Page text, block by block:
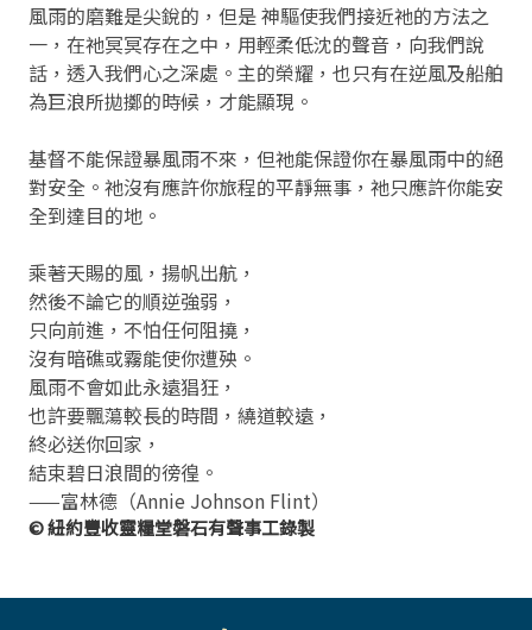
風雨的磨難是尖銳的，但是 神驅使我們接近祂的方法之
一，在祂冥冥存在之中，用輕柔低沈的聲音，向我們說
話，透入我們心之深處。主的榮耀，也只有在逆風及船舶
為巨浪所拋擲的時候，才能顯現。
基督不能保證暴風雨不來，但祂能保證你在暴風雨中的絕
對安全。祂沒有應許你旅程的平靜無事，祂只應許你能安
全到達目的地。
乘著天賜的風，揚帆出航，
然後不論它的順逆強弱，
只向前進，不怕任何阻撓，
沒有暗礁或霧能使你遭殃。
風雨不會如此永遠猖狂，
也許要飄蕩較長的時間，繞道較遠，
終必送你回家，
結束碧日浪間的徬徨。
——富林德（Annie Johnson Flint）
© 紐約豐收靈糧堂磐石有聲事工錄製